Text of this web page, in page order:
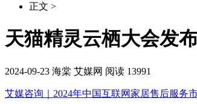
正文 >
天猫精灵云栖大会发
2024-09-23 海棠 艾媒网 阅读 13991
艾媒咨询｜2024年中国互联网家居售后服务